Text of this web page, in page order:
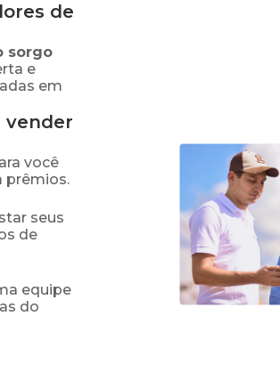
de
sorgo
e
em
vender
você
prêmios.
seus
de
equipe
do